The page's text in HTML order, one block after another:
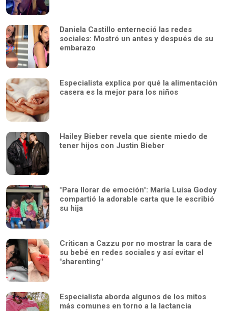
Daniela Castillo enterneció las redes
sociales: Mostró un antes y después de su
embarazo
Especialista explica por qué la alimentación
casera es la mejor para los niños
Hailey Bieber revela que siente miedo de
tener hijos con Justin Bieber
"Para llorar de emoción": María Luisa Godoy
compartió la adorable carta que le escribió
su hija
Critican a Cazzu por no mostrar la cara de
su bebé en redes sociales y así evitar el
"sharenting"
Especialista aborda algunos de los mitos
más comunes en torno a la lactancia